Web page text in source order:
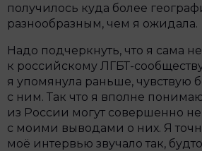
получилось куда более
разнообразным, чем я ожидала.
Надо подчеркнуть, что я сама
к российскому ЛГБТ-
я упомянула раньше, чувствую
с ним. Так что я вполне
из России могут совершенно не
с моими выводами о них. Я
моё интервью звучало так,